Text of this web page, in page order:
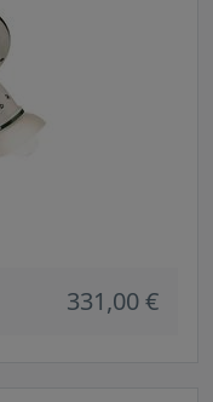
331,00 €